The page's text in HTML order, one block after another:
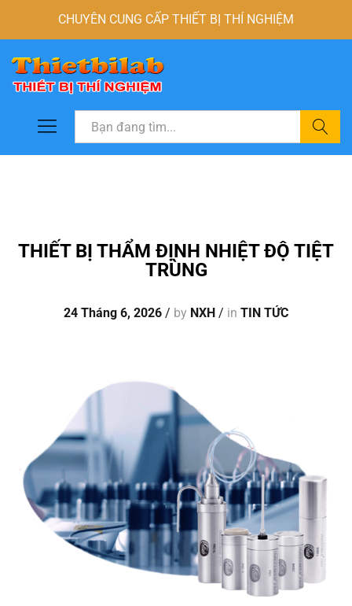
CHUYÊN CUNG CẤP THIẾT BỊ THÍ NGHIỆM
Tìm
THIẾT BỊ THẨM ĐỊNH NHIỆT ĐỘ TIỆT
TRÙNG
24 Tháng 6, 2026 / by NXH / in TIN TỨC